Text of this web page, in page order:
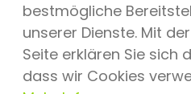
bestmögliche
unserer Dienste. Mit
Seite erklären Sie sich
dass wir Cookies